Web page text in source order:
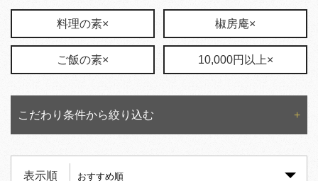
料理の素× 椒房庵×
ご飯の素× 10,000円以上×
こだわり条件から絞り込む
表示順